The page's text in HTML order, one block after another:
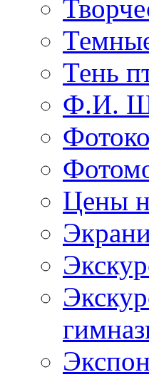
Тень
Ф.И.
Цены